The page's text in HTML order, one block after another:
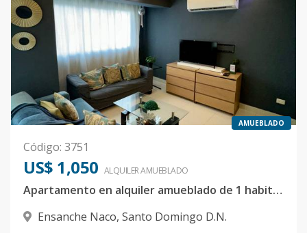
AMUEBLADO
Código: 3751
US$ 1,050 ALQUILERAMUEBLADO
Apartamento en alquiler amueblado de 1 habitación
Ensanche Naco, Santo Domingo D.N.